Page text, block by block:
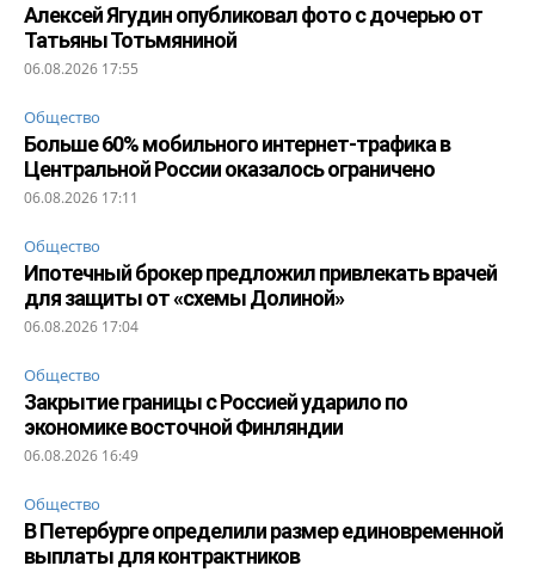
Алексей Ягудин опубликовал фото с дочерью от
Татьяны Тотьмяниной
06.08.2026 17:55
Общество
Больше 60% мобильного интернет-трафика в
Центральной России оказалось ограничено
06.08.2026 17:11
Общество
Ипотечный брокер предложил привлекать врачей
для защиты от «схемы Долиной»
06.08.2026 17:04
Общество
Закрытие границы с Россией ударило по
экономике восточной Финляндии
06.08.2026 16:49
Общество
В Петербурге определили размер единовременной
выплаты для контрактников